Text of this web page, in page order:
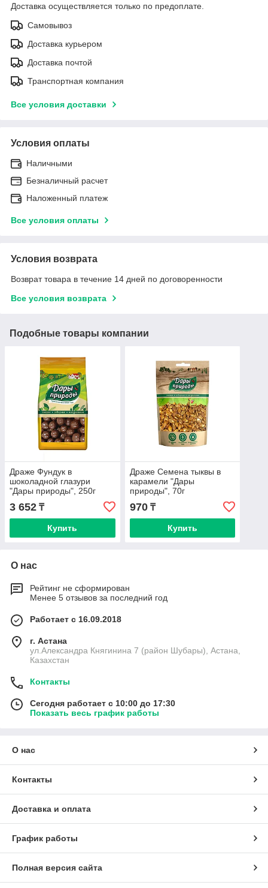
Доставка осуществляется только по предоплате.
Самовывоз
Доставка курьером
Доставка почтой
Транспортная компания
Все условия доставки
Условия оплаты
Наличными
Безналичный расчет
Наложенный платеж
Все условия оплаты
Условия возврата
Возврат товара в течение 14 дней по договоренности
Все условия возврата
Подобные товары компании
Драже Фундук в
шоколадной глазури
"Дары природы", 250г
3 652 ₸
Купить
Драже Семена тыквы в
карамели "Дары
природы", 70г
970₸
Купить
О нас
Рейтинг не сформирован
Менее 5 отзывов за последний год
Работает с 16.09.2018
г. Астана
ул.Александра Княгинина 7 (район Шубары), Астана,
Казахстан
Контакты
Сегодня работает с 10:00 до 17:30
Показать весь график работы
О нас
Контакты
Доставка и оплата
График работы
Полная версия сайта